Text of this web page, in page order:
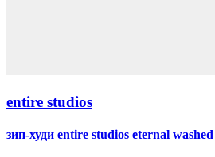
entire studios
зип-худи entire studios eternal